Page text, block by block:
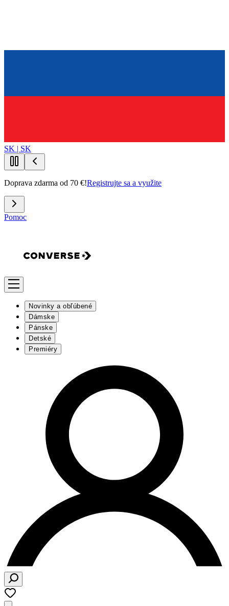
SK | SK
Doprava zdarma od 70 €!Registrujte sa a využite
Pomoc
Novinky a obľúbené
Dámske
Pánske
Detské
Premiéry